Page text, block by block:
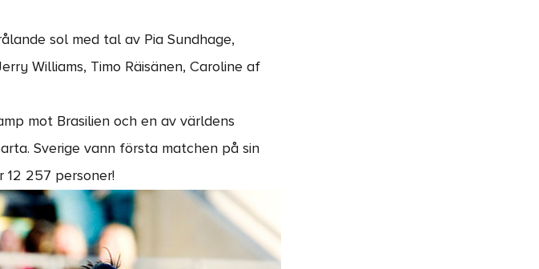
sol med tal av Pia Sundhage,
Williams, Timo Räisänen, Caroline af
mot Brasilien och en av världens
Sverige vann första matchen på sin
12 257 personer!